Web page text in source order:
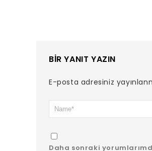
BIR YANIT YAZIN
E-posta adresiniz
Daha sonraki